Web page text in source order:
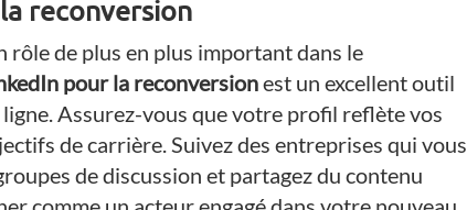
reconversion
rôle de plus en plus important dans le
pour la reconversionest un excellent outil
Assurez-vous que votre profil reflète vos
de carrière. Suivez des entreprises qui vous
de discussion et partagez du contenu